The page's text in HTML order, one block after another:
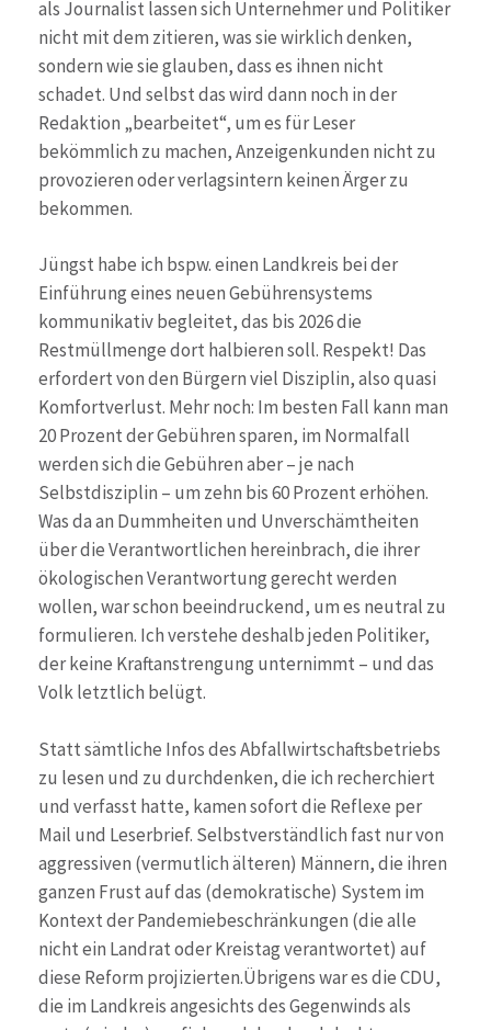
als Journalist lassen sich Unternehmer und Politiker
nicht mit dem zitieren, was sie wirklich denken,
sondern wie sie glauben, dass es ihnen nicht
schadet. Und selbst das wird dann noch in der
Redaktion „bearbeitet“, um es für Leser
bekömmlich zu machen, Anzeigenkunden nicht zu
provozieren oder verlagsintern keinen Ärger zu
bekommen.
Jüngst habe ich bspw. einen Landkreis bei der
Einführung eines neuen Gebührensystems
kommunikativ begleitet, das bis 2026 die
Restmüllmenge dort halbieren soll. Respekt! Das
erfordert von den Bürgern viel Disziplin, also quasi
Komfortverlust. Mehr noch: Im besten Fall kann man
20 Prozent der Gebühren sparen, im Normalfall
werden sich die Gebühren aber – je nach
Selbstdisziplin – um zehn bis 60 Prozent erhöhen.
Was da an Dummheiten und Unverschämtheiten
über die Verantwortlichen hereinbrach, die ihrer
ökologischen Verantwortung gerecht werden
wollen, war schon beeindruckend, um es neutral zu
formulieren. Ich verstehe deshalb jeden Politiker,
der keine Kraftanstrengung unternimmt – und das
Volk letztlich belügt.
Statt sämtliche Infos des Abfallwirtschaftsbetriebs
zu lesen und zu durchdenken, die ich recherchiert
und verfasst hatte, kamen sofort die Reflexe per
Mail und Leserbrief. Selbstverständlich fast nur von
aggressiven (vermutlich älteren) Männern, die ihren
ganzen Frust auf das (demokratische) System im
Kontext der Pandemiebeschränkungen (die alle
nicht ein Landrat oder Kreistag verantwortet) auf
diese Reform projizierten.Übrigens war es die CDU,
die im Landkreis angesichts des Gegenwinds als